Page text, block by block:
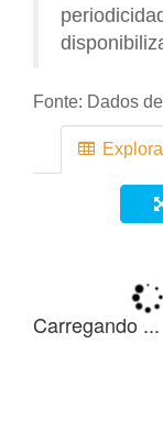
Fonte: Dados